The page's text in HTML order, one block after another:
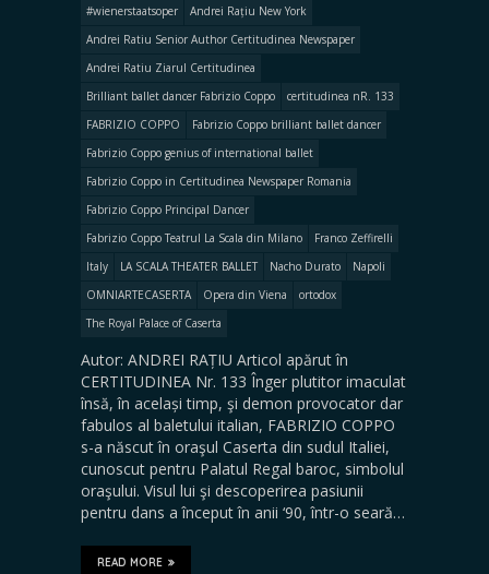
#wienerstaatsoper
Andrei Rațiu New York
Andrei Ratiu Senior Author Certitudinea Newspaper
Andrei Ratiu Ziarul Certitudinea
Brilliant ballet dancer Fabrizio Coppo
certitudinea nR. 133
FABRIZIO COPPO
Fabrizio Coppo brilliant ballet dancer
Fabrizio Coppo genius of international ballet
Fabrizio Coppo in Certitudinea Newspaper Romania
Fabrizio Coppo Principal Dancer
Fabrizio Coppo Teatrul La Scala din Milano
Franco Zeffirelli
Italy
LA SCALA THEATER BALLET Nacho Durato
Napoli
OMNIARTECASERTA
Opera din Viena
ortodox
The Royal Palace of Caserta
Autor: ANDREI RAȚIU Articol apărut în
CERTITUDINEA Nr. 133 Înger plutitor imaculat
însă, în același timp, şi demon provocator dar
fabulos al baletului italian, FABRIZIO COPPO
s-a născut în oraşul Caserta din sudul Italiei,
cunoscut pentru Palatul Regal baroc, simbolul
oraşului. Visul lui şi descoperirea pasiunii
pentru dans a început în anii ‘90, într-o seară…
READ MORE